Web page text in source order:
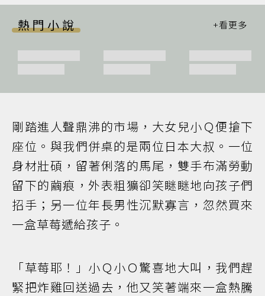
熱門小說
剛踏進人聲鼎沸的市場，大女兒小Ｑ便搶下
座位。與我們併桌的是兩位日本大叔。一位
身材壯碩，留著俐落的馬尾，雙手布滿勞動
留下的繭痕，外表粗獷卻笑瞇瞇地向孩子們
招手；另一位年長男性沉默寡言，忽然買來
一盒草莓遞給孩子。
「草莓耶！」小Ｑ小Ｏ驚喜地大叫，我們趕
緊把炸雞回送過去，他又笑著端來一盒熱騰